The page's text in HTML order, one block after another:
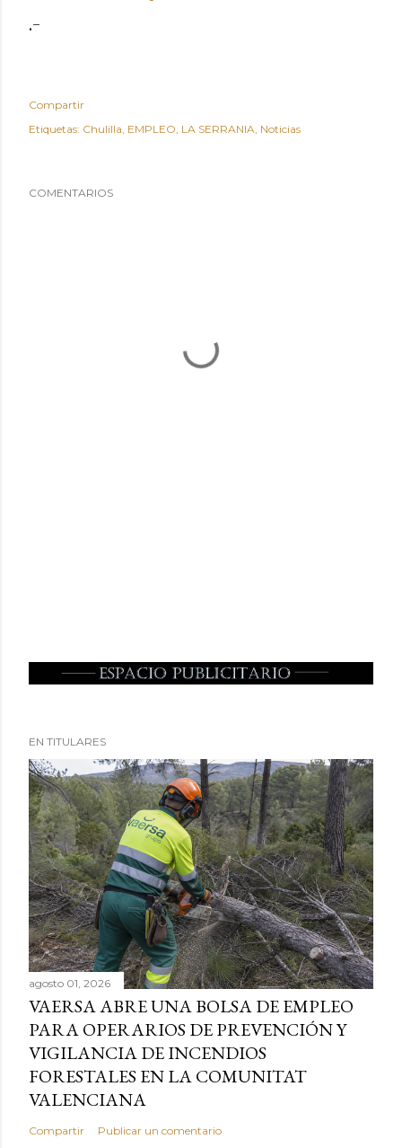
.-
Compartir
Etiquetas: Chulilla EMPLEO LA SERRANIA Noticias
COMENTARIOS
EN TITULARES
agosto 01, 2026
VAERSA ABRE UNA BOLSA DE EMPLEO
PARA OPERARIOS DE PREVENCIÓN Y
VIGILANCIA DE INCENDIOS
FORESTALES EN LA COMUNITAT
VALENCIANA
Compartir Publicar un comentario